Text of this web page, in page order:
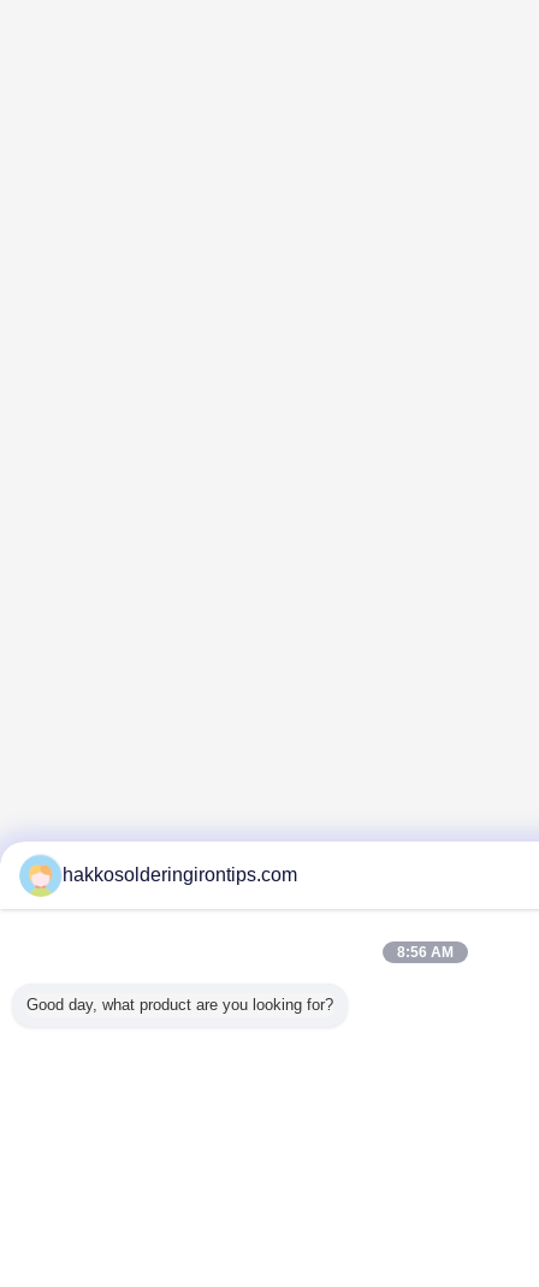
hakkosolderingirontips.com
8:56 AM
Good day, what product are you looking for?